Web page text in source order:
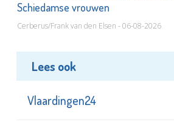
Schiedamse vrouwen
Cerberus/Frank van den Elsen - 06-08-2026
Lees ook
Vlaardingen24